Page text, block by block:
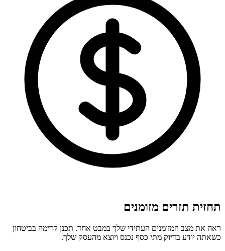
תחזית תזרים מזומנים
ראה את מצב המזומנים העתידי שלך במבט אחד. תכנן קדימה בביטחון
כשאתה יודע בדיוק מתי כסף נכנס ויוצא מהעסק שלך.